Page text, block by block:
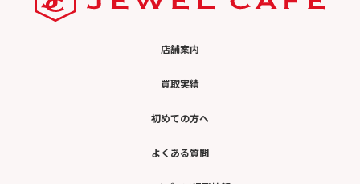
店舗案内
買取実績
初めての方へ
よくある質問